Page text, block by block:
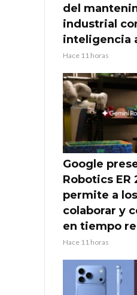
del
industrial
inteligencia
Hace 11 horas
Google
Robotics ER
permite a
colaborar y
en tiempo
Hace 11 horas